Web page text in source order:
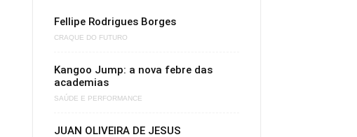
Fellipe Rodrigues Borges
CRAQUE DO FUTURO
Kangoo Jump: a nova febre das
academias
SAÚDE E PERFORMANCE
JUAN OLIVEIRA DE JESUS